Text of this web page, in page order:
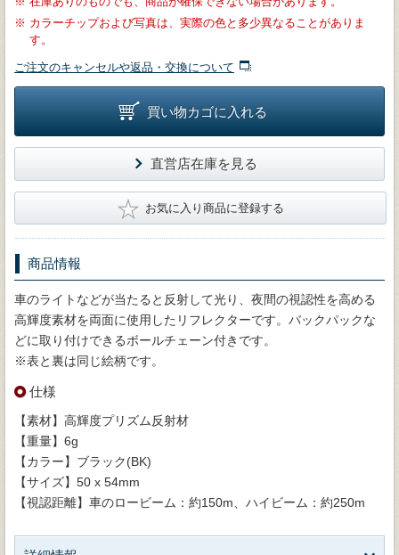
※ カラーチップおよび写真は、実際の色と多少異なることがありま
す。
ご注文のキャンセルや返品・交換について
買い物カゴに入れる
直営店在庫を見る
★ お気に入り商品に登録する
商品情報
車のライトなどが当たると反射して光り、夜間の視認性を高める
高輝度素材を両面に使用したリフレクターです。バックパックな
どに取り付けできるボールチェーン付きです。
※表と裏は同じ絵柄です。
仕様
【素材】高輝度プリズム反射材
【重量】6g
【カラー】ブラック(BK)
【サイズ】50 x 54mm
【視認距離】車のロービーム：約150m、ハイビーム：約250m